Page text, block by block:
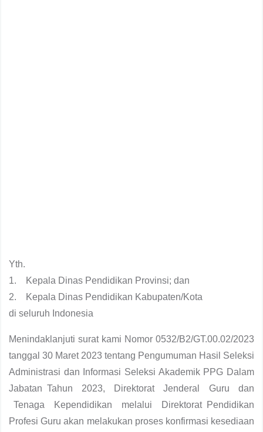
Yth.
1. Kepala Dinas Pendidikan Provinsi; dan
2. Kepala Dinas Pendidikan Kabupaten/Kota
di seluruh Indonesia
Menindaklanjuti surat kami Nomor 0532/B2/GT.00.02/2023
tanggal 30 Maret 2023 tentang Pengumuman Hasil Seleksi
Administrasi dan Informasi Seleksi Akademik PPG Dalam
Jabatan Tahun 2023, Direktorat Jenderal Guru dan
Tenaga Kependidikan melalui Direktorat Pendidikan
Profesi Guru akan melakukan proses konfirmasi kesediaan